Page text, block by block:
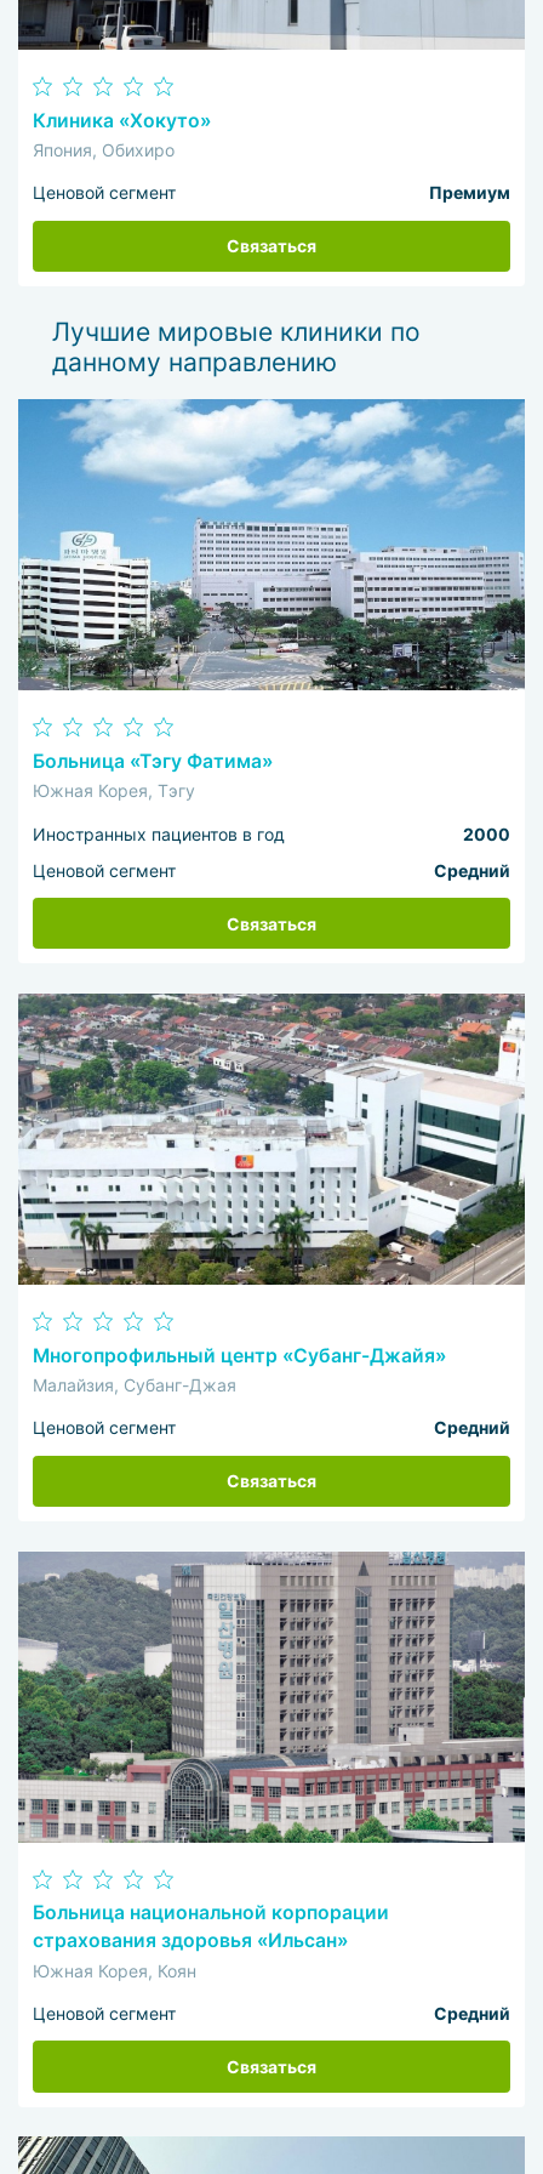
Клиника «Хокуто»
Япония, Обихиро
Ценовой сегмент Премиум
Связаться
Лучшие мировые клиники по
данному направлению
Больница «Тэгу Фатима»
Южная Корея, Тэгу
Иностранных пациентов в год
2000
Ценовой сегмент
Средний
Связаться
Многопрофильный центр «Субанг-Джайя»
Малайзия, Субанг-Джая
Ценовой сегмент Средний
Связаться
Больница национальной корпорации
страхования здоровья «Ильсан»
Южная Корея, Коян
Ценовой сегмент Средний
Связаться